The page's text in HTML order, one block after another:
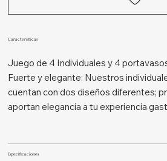
Características
Juego de 4 Individuales y 4
Fuerte y elegante: Nuestros
cuentan con dos diseños diferentes;
aportan elegancia a tu experiencia
Especificaciones